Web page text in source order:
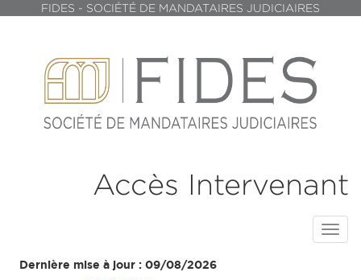
FIDES - SOCIÉTÉ DE MANDATAIRES JUDICIAIRES
Accès Intervenant
Dernière mise à jour : 09/08/2026